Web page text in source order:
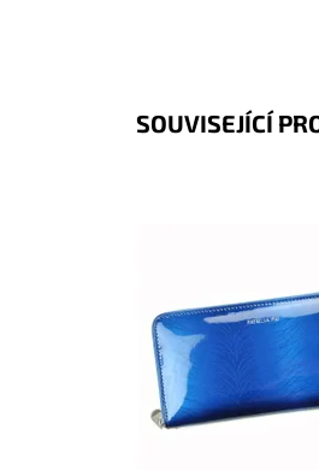
SOUVISEJÍCÍ
lesklý a imituje kapradí či tis.
Dostupnost:
Skladem
7990
Patrizia Piu
2 roky